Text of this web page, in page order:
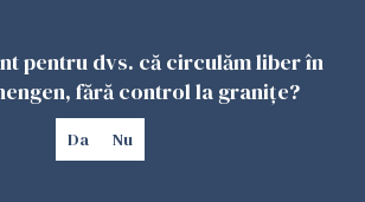
2026. Săptămâna începe cu
în plan financiar
pentru dvs. că circulăm liber în
fără control la granițe?
Da Nu